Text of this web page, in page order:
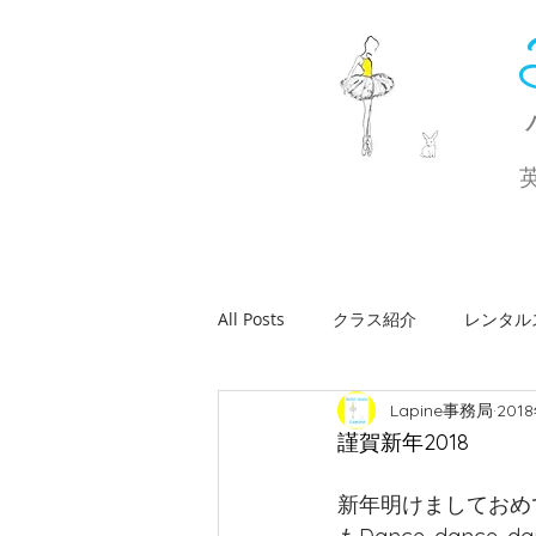
All Posts クラス紹介 レンタ
休講・代講のお知らせ ワーク
バレエコンサート おしらせ
謹賀新年2018
Lapine事務局
新年明けましてお